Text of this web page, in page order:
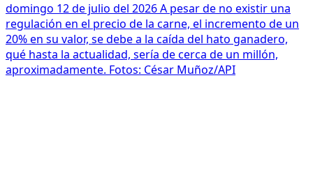
domingo 12 de julio del 2026 A pesar de no existir una
regulación en el precio de la carne, el incremento de un
20% en su valor, se debe a la caída del hato ganadero,
qué hasta la actualidad, sería de cerca de un millón,
aproximadamente. Fotos: César Muñoz/API